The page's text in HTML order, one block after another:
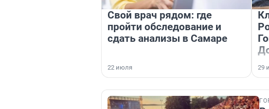
Свой врач рядом: где
пройти обследование и
сдать анализы в Самаре
22 июля 29